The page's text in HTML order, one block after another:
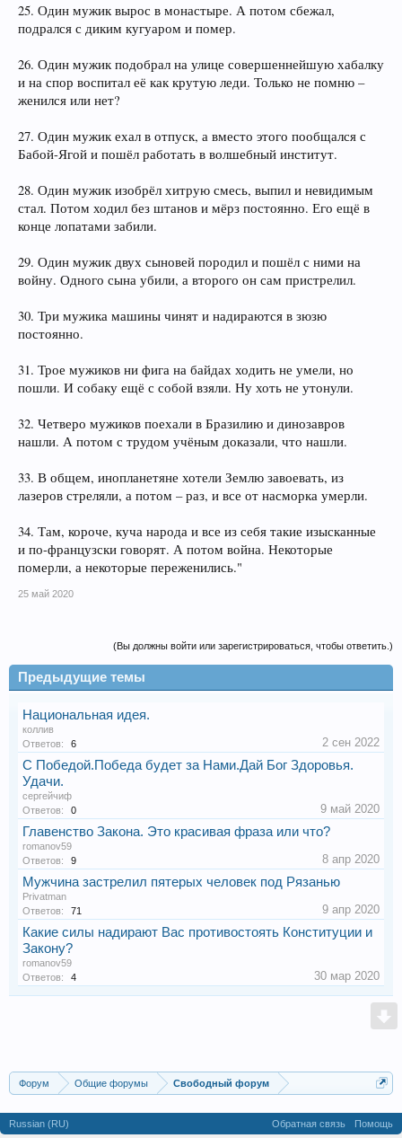
25. Один мужик вырос в монастыре. А потом сбежал,
подрался с диким кугуаром и помер.
26. Один мужик подобрал на улице совершеннейшую хабалку
и на спор воспитал её как крутую леди. Только не помню –
женился или нет?
27. Один мужик ехал в отпуск, а вместо этого пообщался с
Бабой-Ягой и пошёл работать в волшебный институт.
28. Один мужик изобрёл хитрую смесь, выпил и невидимым
стал. Потом ходил без штанов и мёрз постоянно. Его ещё в
конце лопатами забили.
29. Один мужик двух сыновей породил и пошёл с ними на
войну. Одного сына убили, а второго он сам пристрелил.
30. Три мужика машины чинят и надираются в зюзю
постоянно.
31. Трое мужиков ни фига на байдах ходить не умели, но
пошли. И собаку ещё с собой взяли. Ну хоть не утонули.
32. Четверо мужиков поехали в Бразилию и динозавров
нашли. А потом с трудом учёным доказали, что нашли.
33. В общем, инопланетяне хотели Землю завоевать, из
лазеров стреляли, а потом – раз, и все от насморка умерли.
34. Там, короче, куча народа и все из себя такие изысканные
и по-французски говорят. А потом война. Некоторые
померли, а некоторые переженились."
25 май 2020
(Вы должны войти или зарегистрироваться, чтобы ответить.)
Предыдущие темы
Национальная идея.
коллив
Ответов:
6 2 сен 2022
С Победой.Победа будет за Нами.Дай Бог Здоровья.
Удачи.
сергейчиф
Ответов:
0 9 май 2020
Главенство Закона. Это красивая фраза или что?
romanov59
Ответов:
9 8 апр 2020
Мужчина застрелил пятерых человек под Рязанью
Privatman
Ответов:
71 9 апр 2020
Какие силы надирают Вас противостоять Конституции и
Закону?
romanov59
Ответов:
4 30 мар 2020
Форум Общие форумы Свободный форум
Russian (RU) Обратная связь Помощь